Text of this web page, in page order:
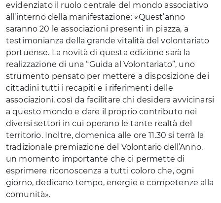
evidenziato il ruolo centrale del mondo associativo
all’interno della manifestazione: «Quest’anno
saranno 20 le associazioni presenti in piazza, a
testimonianza della grande vitalità del volontariato
portuense. La novità di questa edizione sarà la
realizzazione di una “Guida al Volontariato”, uno
strumento pensato per mettere a disposizione dei
cittadini tutti i recapiti e i riferimenti delle
associazioni, così da facilitare chi desidera avvicinarsi
a questo mondo e dare il proprio contributo nei
diversi settori in cui operano le tante realtà del
territorio. Inoltre, domenica alle ore 11.30 si terrà la
tradizionale premiazione del Volontario dell’Anno,
un momento importante che ci permette di
esprimere riconoscenza a tutti coloro che, ogni
giorno, dedicano tempo, energie e competenze alla
comunità».